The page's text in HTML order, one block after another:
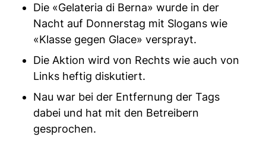
Die «Gelateria di Berna» wurde in der
Nacht auf Donnerstag mit Slogans wie
«Klasse gegen Glace» versprayt.
Die Aktion wird von Rechts wie auch von
Links heftig diskutiert.
Nau war bei der Entfernung der Tags
dabei und hat mit den Betreibern
gesprochen.